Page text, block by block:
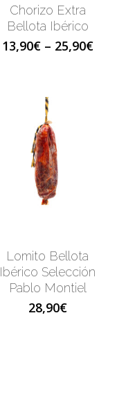
Chorizo Extra
Bellota Ibérico
13,90€– 25,90€
Lomito Bellota
Ibérico Selección
Pablo Montiel
28,90€